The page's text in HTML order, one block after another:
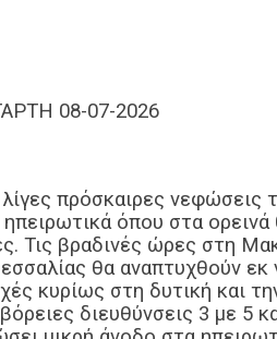
08-07-2026
πρόσκαιρες νεφώσεις
όπου στα
Τις βραδινές ώρες στη
θα αναπτυχθούν
κυρίως στη δυτική και
διευθύνσεις 3 με 5